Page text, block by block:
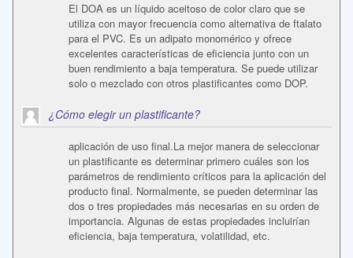
El DOA es un líquido aceitoso de color claro que se
utiliza con mayor frecuencia como alternativa de ftalato
para el PVC. Es un adipato monomérico y ofrece
excelentes características de eficiencia junto con un
buen rendimiento a baja temperatura. Se puede utilizar
solo o mezclado con otros plastificantes como DOP.
¿Cómo elegir un plastificante?
aplicación de uso final.La mejor manera de seleccionar
un plastificante es determinar primero cuáles son los
parámetros de rendimiento críticos para la aplicación del
producto final. Normalmente, se pueden determinar las
dos o tres propiedades más necesarias en su orden de
importancia. Algunas de estas propiedades incluirían
eficiencia, baja temperatura, volatilidad, etc.